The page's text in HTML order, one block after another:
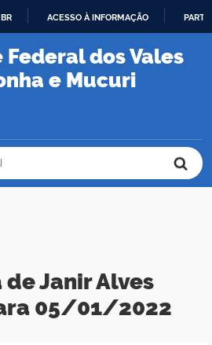
PARA
CONTEÚDO
ACESSO À INFORMAÇÃO
dos Vales
e Mucuri
Janir Alves
05/01/2022